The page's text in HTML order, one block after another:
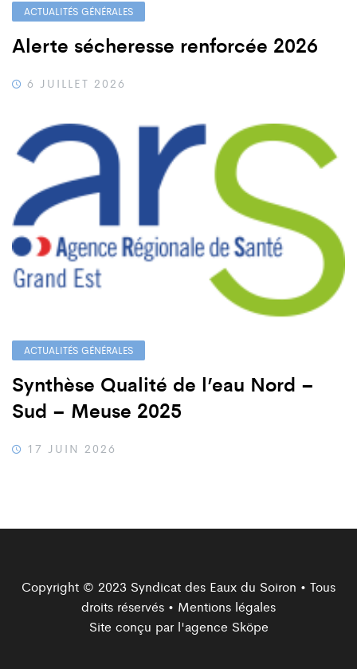
ACTUALITÉS GÉNÉRALES
Alerte sécheresse renforcée 2026
6 JUILLET 2026
ACTUALITÉS GÉNÉRALES
Synthèse Qualité de l’eau Nord –
Sud – Meuse 2025
17 JUIN 2026
Copyright © 2023 Syndicat des Eaux du Soiron • Tous
droits réservés • Mentions légales
Site conçu par l'agence Sköpe